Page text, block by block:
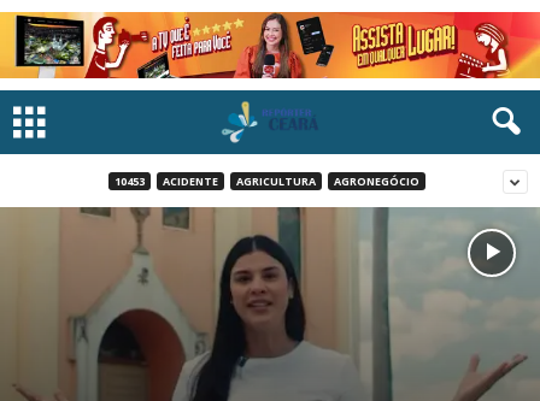
10453 ACIDENTE AGRICULTURA AGRONEGÓCIO